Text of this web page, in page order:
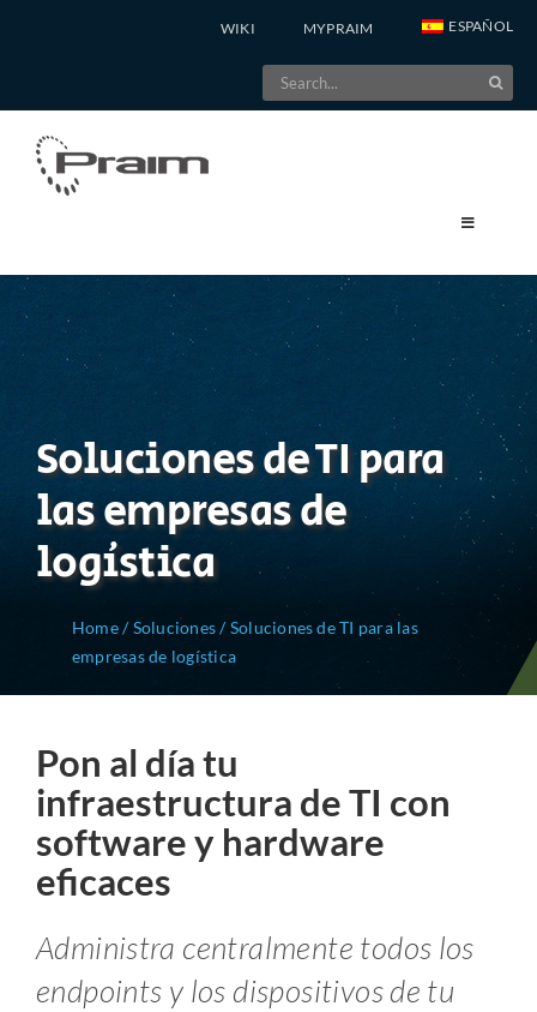
WIKI MYPRAIM ESPAÑOL
Search
for:
Soluciones de TI para
las empresas de
logística
Home/ Soluciones/Soluciones de TI para las
empresas de logística
Pon al día tu
infraestructura de TI con
software y hardware
eficaces
Administra centralmente todos los
endpoints y los dispositivos de tu